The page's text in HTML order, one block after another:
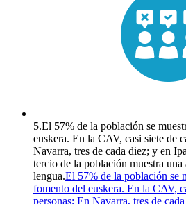
5.El 57% de la población se
euskera. En la CAV, casi siete de
Navarra, tres de cada diez; y en
tercio de la población muestra
lengua.El 57% de la población se
fomento del euskera. En la CAV,
personas; En Navarra, tres de